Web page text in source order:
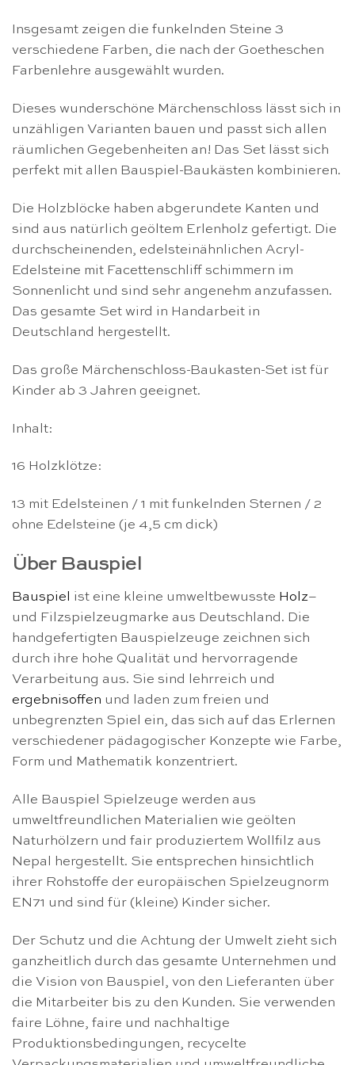
Insgesamt zeigen die funkelnden Steine 3
verschiedene Farben, die nach der Goetheschen
Farbenlehre ausgewählt wurden.
Dieses wunderschöne Märchenschloss lässt sich in
unzähligen Varianten bauen und passt sich allen
räumlichen Gegebenheiten an! Das Set lässt sich
perfekt mit allen Bauspiel-Baukästen kombinieren.
Die Holzblöcke haben abgerundete Kanten und
sind aus natürlich geöltem Erlenholz gefertigt. Die
durchscheinenden, edelsteinähnlichen Acryl-
Edelsteine mit Facettenschliff schimmern im
Sonnenlicht und sind sehr angenehm anzufassen.
Das gesamte Set wird in Handarbeit in
Deutschland hergestellt.
Das große Märchenschloss-Baukasten-Set ist für
Kinder ab 3 Jahren geeignet.
Inhalt:
16 Holzklötze:
13 mit Edelsteinen / 1 mit funkelnden Sternen / 2
ohne Edelsteine (je 4,5 cm dick)
Über Bauspiel
Bauspiel ist eine kleine umweltbewusste Holz–
und Filzspielzeugmarke aus Deutschland. Die
handgefertigten Bauspielzeuge zeichnen sich
durch ihre hohe Qualität und hervorragende
Verarbeitung aus. Sie sind lehrreich und
ergebnisoffen und laden zum freien und
unbegrenzten Spiel ein, das sich auf das Erlernen
verschiedener pädagogischer Konzepte wie Farbe,
Form und Mathematik konzentriert.
Alle Bauspiel Spielzeuge werden aus
umweltfreundlichen Materialien wie geölten
Naturhölzern und fair produziertem Wollfilz aus
Nepal hergestellt. Sie entsprechen hinsichtlich
ihrer Rohstoffe der europäischen Spielzeugnorm
EN71 und sind für (kleine) Kinder sicher.
Der Schutz und die Achtung der Umwelt zieht sich
ganzheitlich durch das gesamte Unternehmen und
die Vision von Bauspiel, von den Lieferanten über
die Mitarbeiter bis zu den Kunden. Sie verwenden
faire Löhne, faire und nachhaltige
Produktionsbedingungen, recycelte